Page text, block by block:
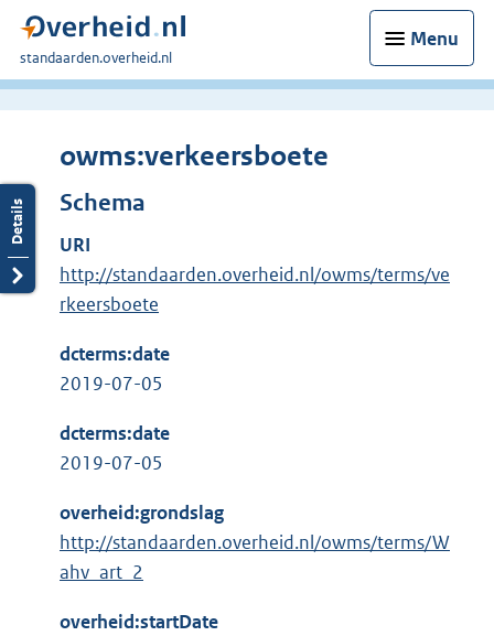
Menu
U
bent
standaarden.overheid.nl
owms:verkeersboete
Schema
URI
http://standaarden.overheid.nl/owms/terms/ve
rkeersboete
dcterms:date
2019-07-05
dcterms:date
2019-07-05
overheid:grondslag
http://standaarden.overheid.nl/owms/terms/W
ahv_art_2
overheid:startDate